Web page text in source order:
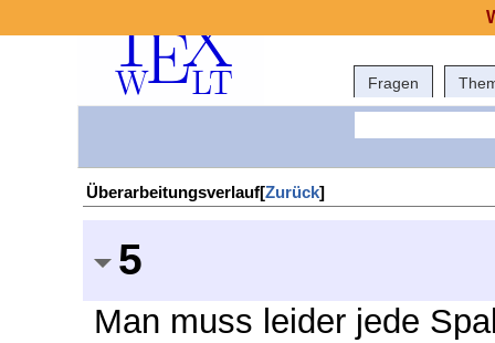
Fragen
Überarbeitungsverlauf[Zurück]
5
Man muss leider jede